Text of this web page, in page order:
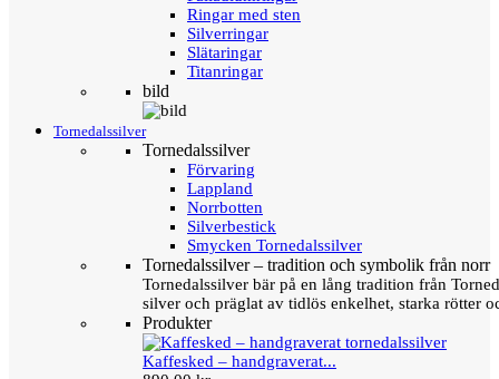
Ringar med sten
Silverringar
Slätaringar
Titanringar
bild
Tornedalssilver
Tornedalssilver
Förvaring
Lappland
Norrbotten
Silverbestick
Smycken Tornedalssilver
Tornedalssilver – tradition och symbolik från norr
Tornedalssilver bär på en lång tradition från
silver och präglat av tidlös enkelhet, starka rötter
Produkter
Kaffesked – handgraverat...